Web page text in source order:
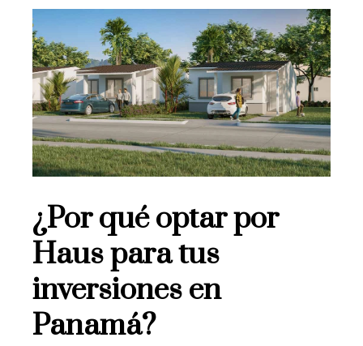
¿Por qué optar por
Haus para tus
inversiones en
Panamá?